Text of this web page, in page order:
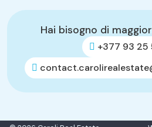
Hai bisogno di
+377 93 25